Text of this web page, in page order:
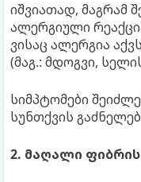
იშვიათად, მაგრამ
ალერგიული
ვისაც ალერგია
(მაგ.: მდოგვი,
სიმპტომები
სუნთქვის
2. მაღალი